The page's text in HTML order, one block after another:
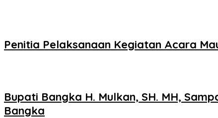
Penitia Pelaksanaan Kegiatan Acara
Bupati Bangka H. Mulkan, SH. MH,
Bangka